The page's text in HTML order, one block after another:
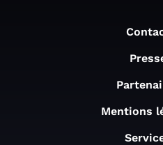
Mentions